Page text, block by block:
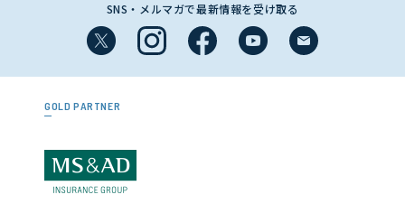
SNS・メルマガで最新情報を受け取る
GOLD PARTNER